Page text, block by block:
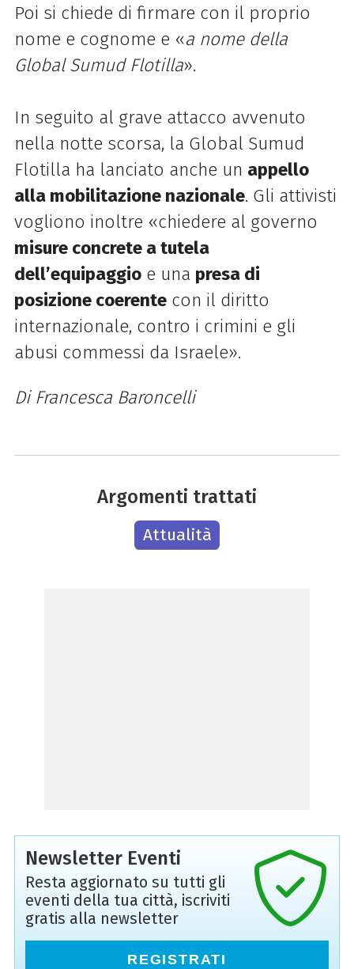
Poi si chiede di firmare con il proprio
nome e cognome e «a nome della
Global Sumud Flotilla».
In seguito al grave attacco avvenuto
nella notte scorsa, la Global Sumud
Flotilla ha lanciato anche un appello
alla mobilitazione nazionale. Gli attivisti
vogliono inoltre «chiedere al governo
misure concrete a tutela
dell’equipaggioe una presa di
posizione coerentecon il diritto
internazionale, contro i crimini e gli
abusi commessi da Israele».
Di Francesca Baroncelli
Argomenti trattati
Attualità
Newsletter Eventi
Resta aggiornato su tutti gli
eventi della tua città, iscriviti
gratis alla newsletter
REGISTRATI